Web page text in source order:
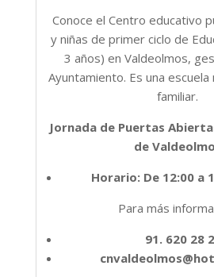
Conoce el Centro educativo
y niñas de primer ciclo de
3 años) en Valdeolmos,
Ayuntamiento. Es una
familiar.
Jornada de Puertas
de
Horario: De 12:00 a
Para más
91. 620 28